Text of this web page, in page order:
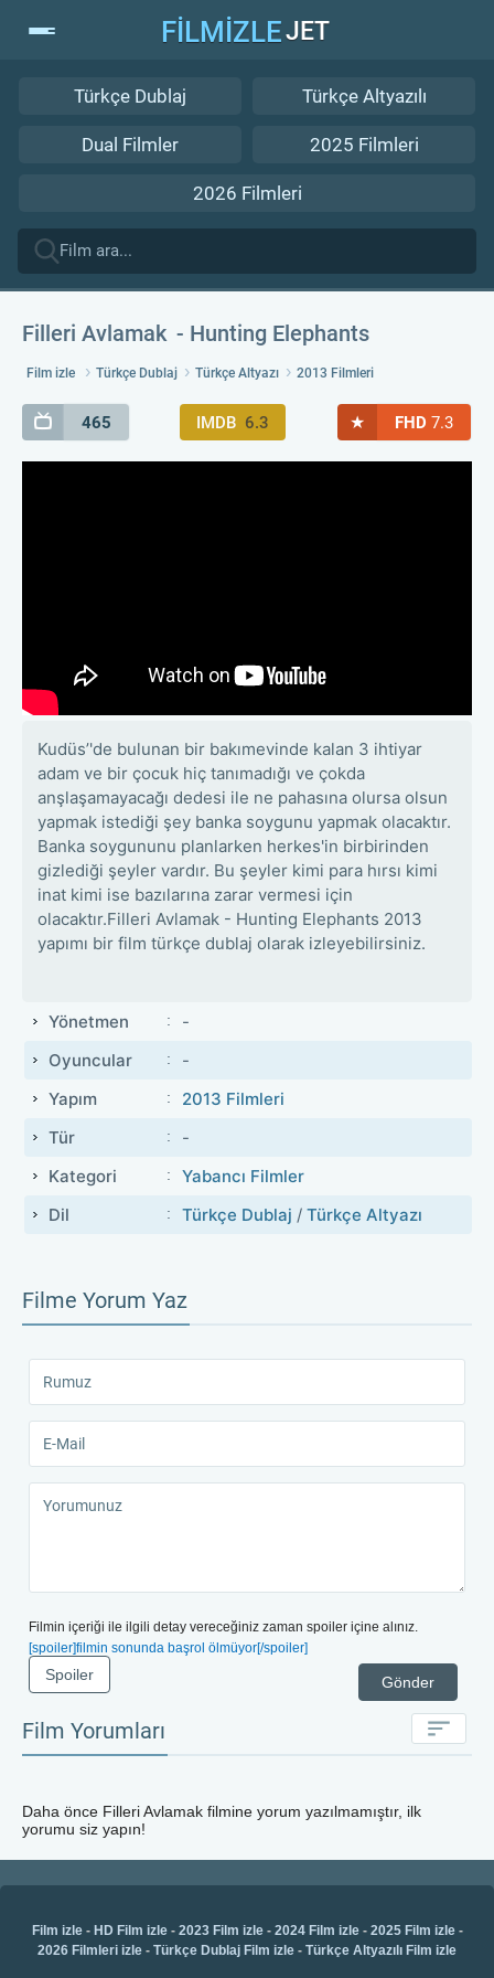
FİLMİZLEJET
Türkçe Dublaj Türkçe Altyazılı
Dual Filmler 2025 Filmleri
2026 Filmleri
Filleri Avlamak Hunting Elephants
Film izle Türkçe Dublaj Türkçe Altyazı 2013 Filmleri
465 IMDB 6.3 ★ FHD 7.3
Kudüs’'de bulunan bir bakımevinde kalan 3 ihtiyar
adam ve bir çocuk hiç tanımadığı ve çokda
anşlaşamayacağı dedesi ile ne pahasına olursa olsun
yapmak istediği şey banka soygunu yapmak olacaktır.
Banka soygununu planlarken herkes'in birbirinden
gizlediği şeyler vardır. Bu şeyler kimi para hırsı kimi
inat kimi ise bazılarına zarar vermesi için
olacaktır.Filleri Avlamak - Hunting Elephants 2013
yapımı bir film türkçe dublaj olarak izleyebilirsiniz.
Yönetmen
-
Oyuncular
-
Yapım
2013 Filmleri
Tür
-
Kategori
Yabancı Filmler
Dil
Türkçe Dublaj / Türkçe Altyazı
Filme Yorum Yaz
Filmin içeriği ile ilgili detay vereceğiniz zaman spoiler içine alınız.
[spoiler]filmin sonunda başrol ölmüyor[/spoiler]
Gönder
Spoiler
Film Yorumları
Daha önce Filleri Avlamak filmine yorum yazılmamıştır, ilk
yorumu siz yapın!
Film izle- HD Film izle- 2023 Film izle- 2024 Film izle- 2025 Film izle-
2026 Filmleri izle - Türkçe Dublaj Film izle - Türkçe Altyazılı Film izle